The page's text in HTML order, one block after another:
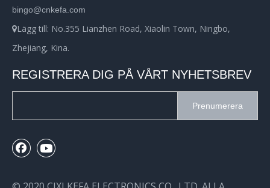
bingo@cnkefa.com
Lägg till: No.355 Lianzhen Road, Xiaolin Town, Ningbo,
Zhejiang, Kina.
REGISTRERA DIG PÅ VÅRT NYHETSBREV
Prenumerera